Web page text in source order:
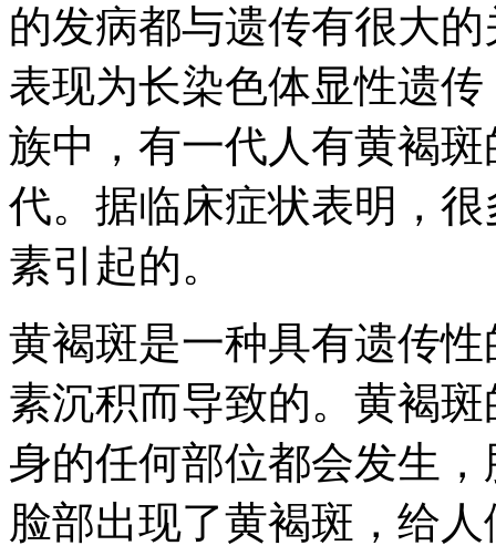
的发病都与遗传有很大
表现为长染色体显性遗
族中，有一代人有黄褐
代。据临床症状表明，
素引起的。
黄褐斑是一种具有遗传
素沉积而导致的。黄褐
身的任何部位都会发生
脸部出现了黄褐斑，给